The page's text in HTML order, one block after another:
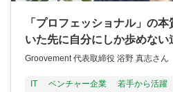
「プロフェッショナル」の
いた先に自分にしか歩めない
Groovement 代表取締役 浴野 真志さん
IT ベンチャー企業 若手から活躍